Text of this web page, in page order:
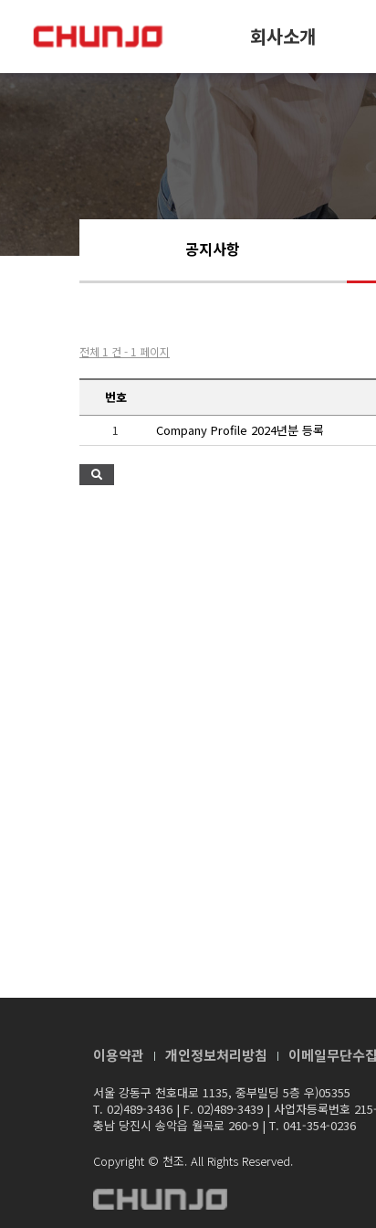
회사소개
공지사항
전체 1 건 - 1 페이지
번호
1 Company Profile 2024년분 등록
이용약관 개인정보처리방침 이메일무단수
서울 강동구 천호대로 1135, 중부빌딩 5층 우)05355
T. 02)489-3436 | F. 02)489-3439 | 사업자등록번호
충남 당진시 송악읍 월곡로 260-9 | T. 041-354-0236
Copyright © 천조. All Rights Reserved.